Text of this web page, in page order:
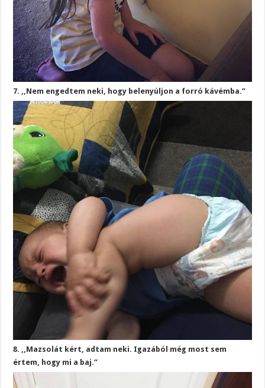
7. ,,Nem engedtem neki, hogy belenyúljon a forró kávémba.”
8. ,,Mazsolát kért, adtam neki. Igazából még most sem
értem, hogy mi a baj.”